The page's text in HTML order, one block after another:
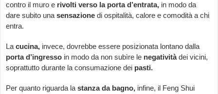
contro il muro e rivolti verso la porta d’entrata, in modo da
dare subito unasensazione di ospitalità, calore e comodità a chi
entra.
Lacucina, invece, dovrebbe essere posizionata lontano dalla
porta d’ingresso in modo da non subìre le negativitàdei vicini,
soprattutto durante la consumazione dei pasti.
Per quanto riguarda lastanza da bagno, infine, il Feng Shui